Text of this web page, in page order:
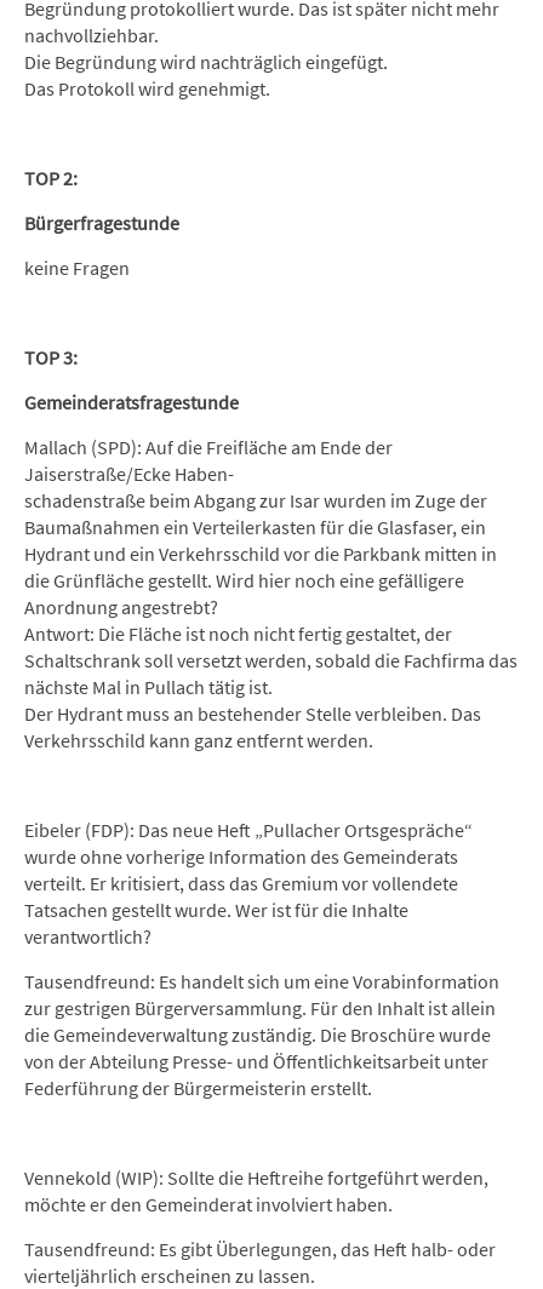
Begründung protokolliert wurde. Das ist später nicht mehr
nachvollziehbar.
Die Begründung wird nachträglich eingefügt.
Das Protokoll wird genehmigt.
TOP 2:
Bürgerfragestunde
keine Fragen
TOP 3:
Gemeinderatsfragestunde
Mallach (SPD): Auf die Freifläche am Ende der
Jaiserstraße/Ecke Haben-
schadenstraße beim Abgang zur Isar wurden im Zuge der
Baumaßnahmen ein Verteilerkasten für die Glasfaser, ein
Hydrant und ein Verkehrsschild vor die Parkbank mitten in
die Grünfläche gestellt. Wird hier noch eine gefälligere
Anordnung angestrebt?
Antwort: Die Fläche ist noch nicht fertig gestaltet, der
Schaltschrank soll versetzt werden, sobald die Fachfirma das
nächste Mal in Pullach tätig ist.
Der Hydrant muss an bestehender Stelle verbleiben. Das
Verkehrsschild kann ganz entfernt werden.
Eibeler (FDP): Das neue Heft „Pullacher Ortsgespräche“
wurde ohne vorherige Information des Gemeinderats
verteilt. Er kritisiert, dass das Gremium vor vollendete
Tatsachen gestellt wurde. Wer ist für die Inhalte
verantwortlich?
Tausendfreund: Es handelt sich um eine Vorabinformation
zur gestrigen Bürgerversammlung. Für den Inhalt ist allein
die Gemeindeverwaltung zuständig. Die Broschüre wurde
von der Abteilung Presse- und Öffentlichkeitsarbeit unter
Federführung der Bürgermeisterin erstellt.
Vennekold (WIP): Sollte die Heftreihe fortgeführt werden,
möchte er den Gemeinderat involviert haben.
Tausendfreund: Es gibt Überlegungen, das Heft halb- oder
vierteljährlich erscheinen zu lassen.